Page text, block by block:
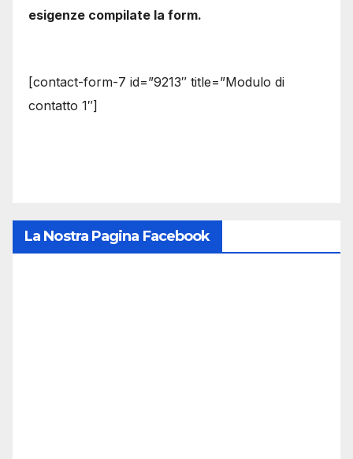
esigenze compilate la form.
[contact-form-7 id=”9213″ title=”Modulo di
contatto 1″]
La Nostra Pagina Facebook